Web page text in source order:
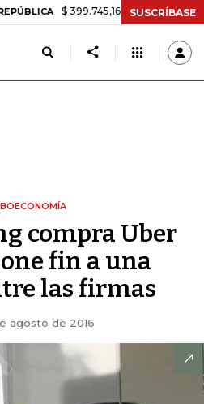
$ 399.745,16 +$ 2.295,71 +0,58%
SUSCRÍBASE
compra Uber
fin a una
las firmas
agosto de 2016